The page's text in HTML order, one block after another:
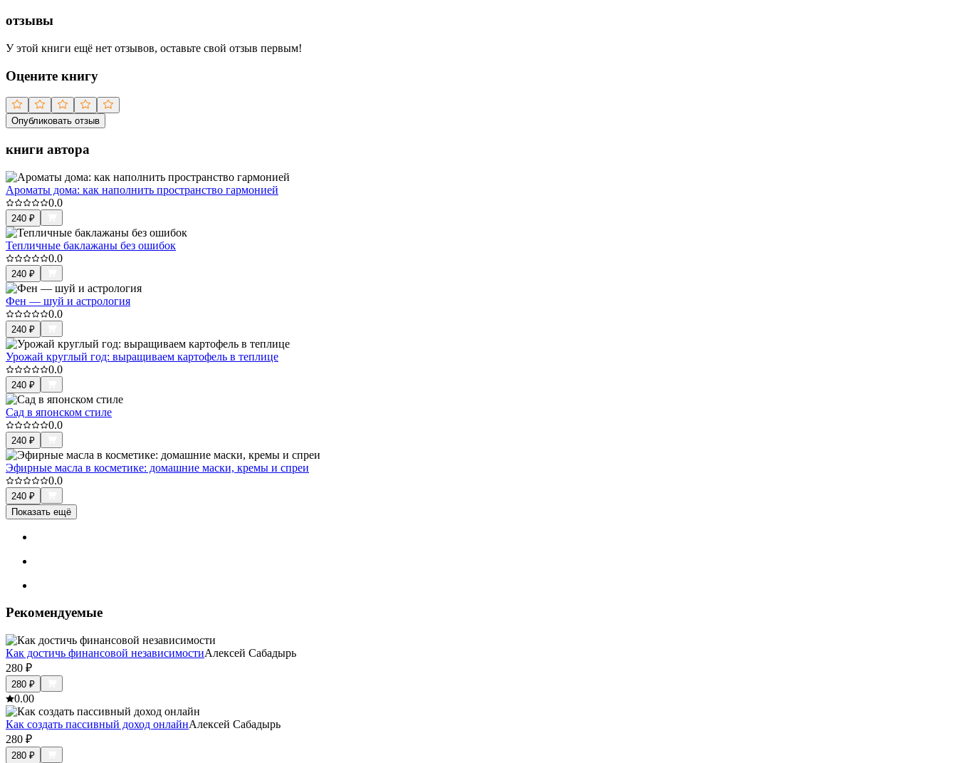
отзывы
У этой книги ещё нет отзывов, оставьте свой отзыв первым!
Оцените книгу
Опубликовать отзыв
книги автора
Ароматы дома: как наполнить пространство гармонией
0.0
240 ₽
Тепличные баклажаны без ошибок
0.0
240 ₽
Фен — шуй и астрология
0.0
240 ₽
Урожай круглый год: выращиваем картофель в теплице
0.0
240 ₽
Сад в японском стиле
0.0
240 ₽
Эфирные масла в косметике: домашние маски, кремы и спреи
0.0
240 ₽
Показать ещё
Рекомендуемые
Как достичь финансовой независимостиАлексей Сабадырь
280 ₽
280 ₽
0.00
Как создать пассивный доход онлайнАлексей Сабадырь
280 ₽
280 ₽